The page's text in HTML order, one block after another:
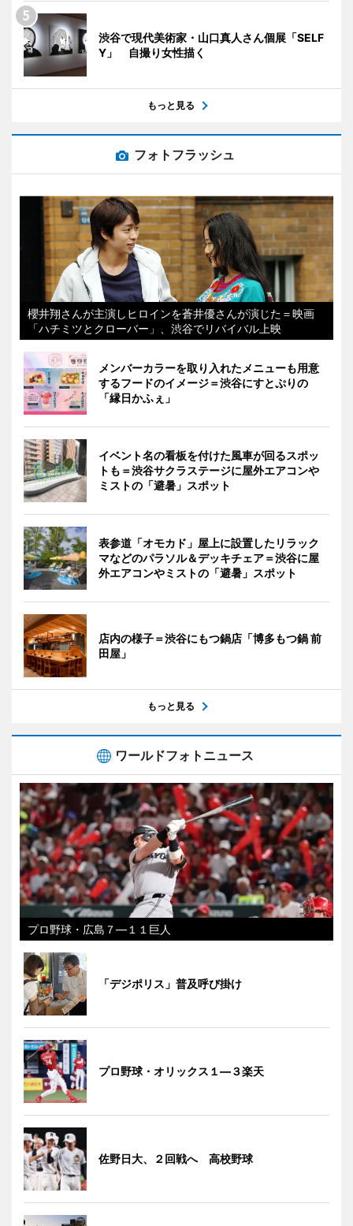
渋谷で現代美術家・山口真人さん個展「SELF
Y」 自撮り女性描く
もっと見る
フォトフラッシュ
櫻井翔さんが主演しヒロインを蒼井優さんが演じた＝映画
「ハチミツとクローバー」、渋谷でリバイバル上映
メンバーカラーを取り入れたメニューも用意
するフードのイメージ＝渋谷にすとぷりの
「縁日かふぇ」
イベント名の看板を付けた風車が回るスポッ
トも＝渋谷サクラステージに屋外エアコンや
ミストの「避暑」スポット
表参道「オモカド」屋上に設置したリラック
マなどのパラソル＆デッキチェア＝渋谷に屋
外エアコンやミストの「避暑」スポット
店内の様子＝渋谷にもつ鍋店「博多もつ鍋 前
田屋」
もっと見る
ワールドフォトニュース
プロ野球・広島７―１１巨人
「デジポリス」普及呼び掛け
プロ野球・オリックス１―３楽天
佐野日大、２回戦へ 高校野球